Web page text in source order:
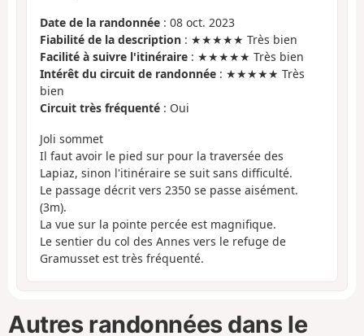
Date de la randonnée : 08 oct. 2023
Fiabilité de la description : ★★★★★ Très bien
Facilité à suivre l'itinéraire : ★★★★★ Très bien
Intérêt du circuit de randonnée : ★★★★★ Très
bien
Circuit très fréquenté : Oui
Joli sommet
Il faut avoir le pied sur pour la traversée des
Lapiaz, sinon l'itinéraire se suit sans difficulté.
Le passage décrit vers 2350 se passe aisément.
(3m).
La vue sur la pointe percée est magnifique.
Le sentier du col des Annes vers le refuge de
Gramusset est très fréquenté.
Autres randonnées dans le